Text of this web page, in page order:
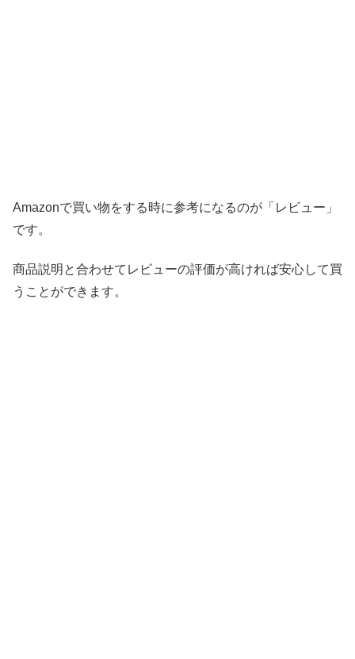
Amazonで買い物をする時に参考になるのが「レビュー」
です。
商品説明と合わせてレビューの評価が高ければ安心して買
うことができます。